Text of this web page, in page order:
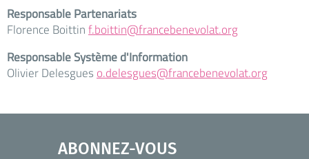
Responsable Partenariats
Florence Boittinf.boittin@francebenevolat.org
Responsable Système d'Information
Olivier Delesgues o.delesgues@francebenevolat.org
ABONNEZ-VOUS